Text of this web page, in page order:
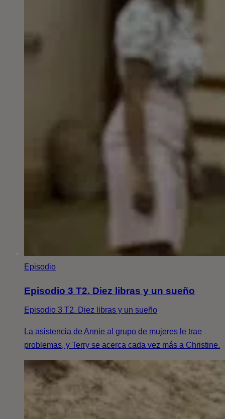
Episodio
Episodio 3 T2. Diez libras y un sueño
Episodio 3 T2. Diez libras y un sueño
La asistencia de Annie al grupo de mujeres le trae
problemas, y Terry se acerca cada vez más a Christine.